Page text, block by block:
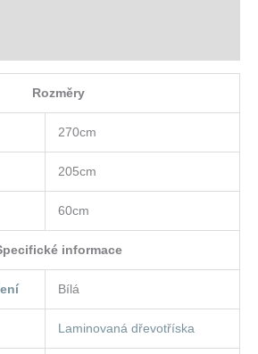
Rozměry
270cm
205cm
60cm
informace
Bílá
Laminovaná dřevotříska